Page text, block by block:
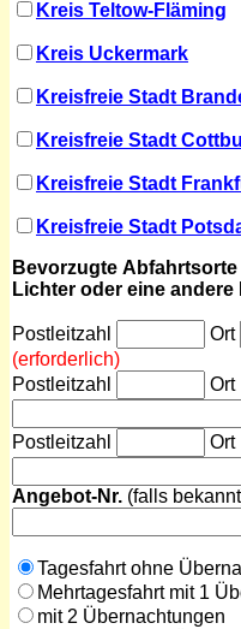
Kreis Teltow-Fläming
Kreis Uckermark
Kreisfreie Stadt
Kreisfreie Stadt
Kreisfreie Stadt
Kreisfreie Stadt
Bevorzugte Abfahrtsorte
Lichter oder eine andere
Postleitzahl
Ort
(erforderlich)
Postleitzahl
Ort
Postleitzahl Ort
Angebot-Nr. (falls
Tagesfahrt ohne
Mehrtagesfahrt mit 1
mit 2 Übernachtungen